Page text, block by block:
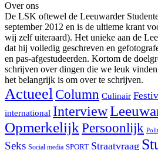
Over ons
De LSK oftewel de Leeuwarder
september 2012 en is de ultieme krant
wij zelf uiteraard). Het unieke aan de
dat hij volledig geschreven en
en pas-afgestudeerden. Kortom de
schrijven over dingen die we leuk
het belangrijk is om over te schrijven.
Actueel Column Culinair
international Interview
OpmerkelijkPersoonlijk
Seks Social media SPORT Straatvraag